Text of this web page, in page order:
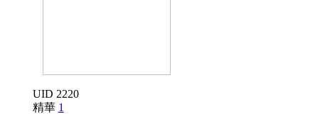
UID 2220
精華 1